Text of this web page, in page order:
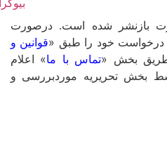
بازنشر شده است. درصورت
درخواست خود را طبق «قوانین و
بخش «تماس با ما» اعلام
بخش تحریریه موردبررسی و